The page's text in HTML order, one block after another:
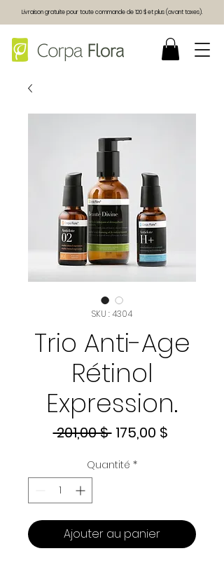
Livraison gratuite pour toute commande de 120 $ et plus (avant taxes).
SKU : 4304
Trio Anti-Age
Rétinol
Expression.
201,00 $ Prix
175,00 $Prix
Quantité *
Ajouter au panier